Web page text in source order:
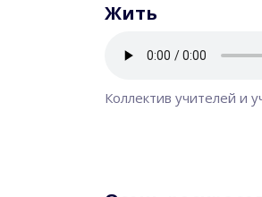
Жить
Коллектив учителей и